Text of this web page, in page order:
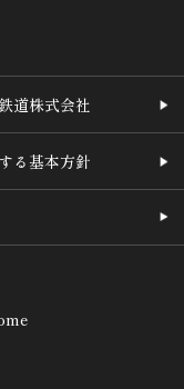
道株式会社
る基本方針